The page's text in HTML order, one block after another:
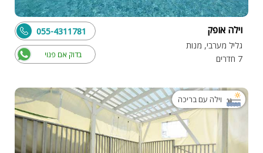
וילה אופק
גליל מערבי, מנות
7 חדרים
בדוק אם פנוי
055-4311781
וילה עם בריכה